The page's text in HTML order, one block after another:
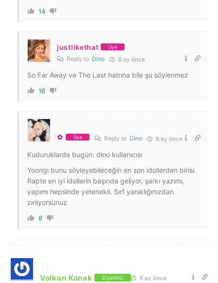
14
justlikethat Üye
Reply to Dino 8 ay önce
So Far Away ve The Last hatrına bile şu söylenmez
16
✿ Üye Reply to Dino 8 ay önce
Kuduruklarda bugün: dino kullanıcısı
Yoongi bunu söyleyebileceğin en son idollerden birisi.
Rapte en iyi idollerin başında geliyor, şarkı yazımı,
yapımı hepsinde yetenekli. Sırf yanıklığınızdan
zırlıyorsunuz
8
Volkan Konak Ziyaretçi 8 ay önce